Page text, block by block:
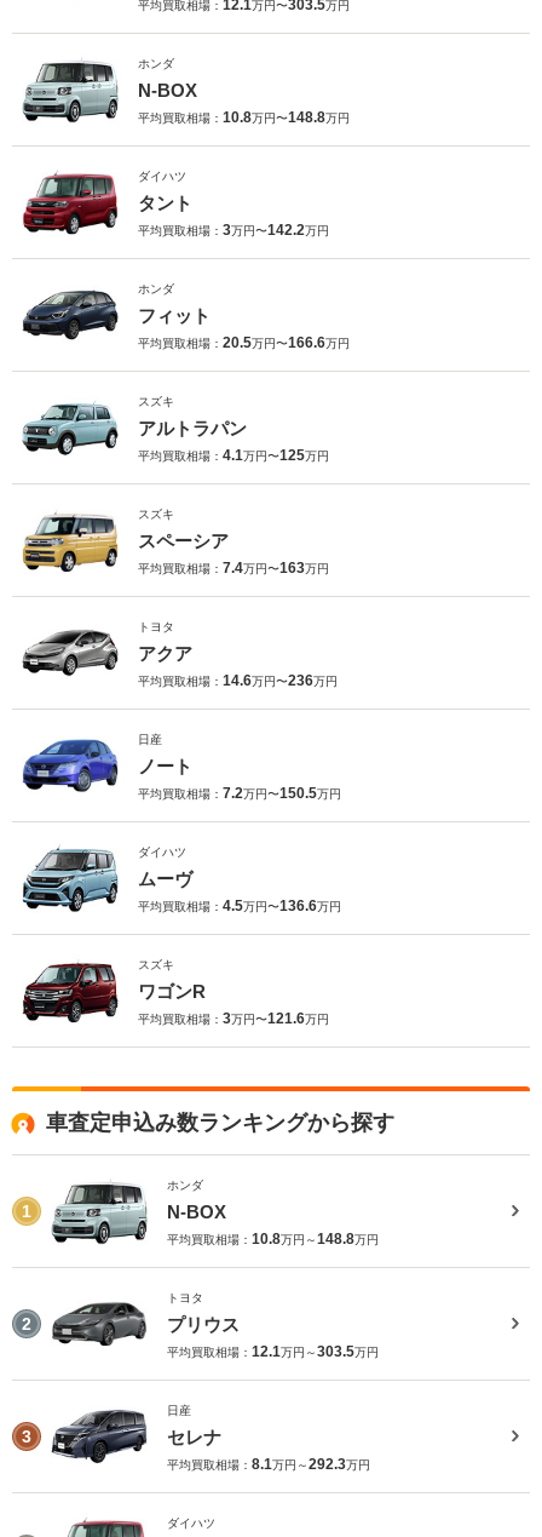
平均買取相場： 12.1万円〜303.5万円
ホンダ
N-BOX
平均買取相場： 10.8万円〜148.8万円
ダイハツ
タント
平均買取相場： 3万円〜142.2万円
ホンダ
フィット
平均買取相場： 20.5万円〜166.6万円
スズキ
アルトラパン
平均買取相場： 4.1万円〜125万円
スズキ
スペーシア
平均買取相場： 7.4万円〜163万円
トヨタ
アクア
平均買取相場： 14.6万円〜236万円
日産
ノート
平均買取相場： 7.2万円〜150.5万円
ダイハツ
ムーヴ
平均買取相場： 4.5万円〜136.6万円
スズキ
ワゴンR
平均買取相場： 3万円〜121.6万円
車査定申込み数ランキングから探す
1
ホンダ
N-BOX
平均買取相場： 10.8万円～148.8万円
2
トヨタ
プリウス
平均買取相場： 12.1万円～303.5万円
3
日産
セレナ
平均買取相場： 8.1万円～292.3万円
ダイハツ